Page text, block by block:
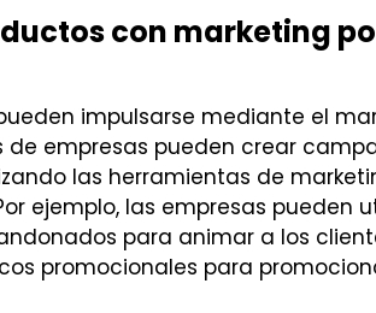
con marketing
impulsarse mediante el
de empresas pueden crear
las herramientas de
ejemplo, las empresas pueden
para animar a los
promocionales para